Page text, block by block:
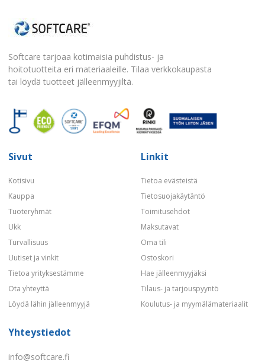
Softcare tarjoaa kotimaisia puhdistus- ja
hoitotuotteita eri materiaaleille. Tilaa verkkokaupasta
tai löydä tuotteet jälleenmyyjiltä.
Sivut
Kotisivu
Kauppa
Tuoteryhmät
Ukk
Turvallisuus
Uutiset ja vinkit
Tietoa yrityksestämme
Ota yhteyttä
Löydä lähin jälleenmyyjä
Linkit
Tietoa evästeistä
Tietosuojakäytäntö
Toimitusehdot
Maksutavat
Oma tili
Ostoskori
Hae jälleenmyyjäksi
Tilaus- ja tarjouspyyntö
Koulutus- ja myymälämateriaalit
Yhteystiedot
info@softcare.fi